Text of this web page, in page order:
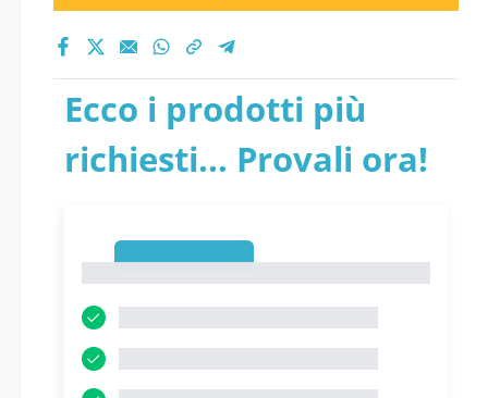
Ecco i prodotti più
richiesti... Provali ora!